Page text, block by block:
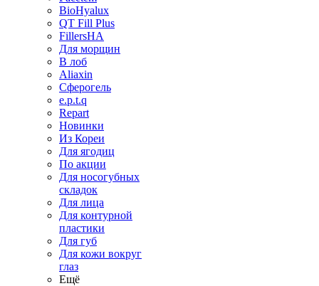
BioHyalux
QT Fill Plus
FillersHA
Для морщин
В лоб
Aliaxin
Сферогель
e.p.t.q
Repart
Новинки
Из Кореи
Для ягодиц
По акции
Для носогубных
складок
Для лица
Для контурной
пластики
Для губ
Для кожи вокруг
глаз
Ещё